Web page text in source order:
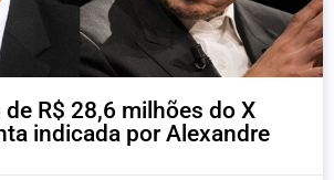
R$ 28,6 milhões do X
indicada por Alexandre